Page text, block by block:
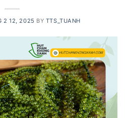
2 12, 2025 BY TTS_TUANH